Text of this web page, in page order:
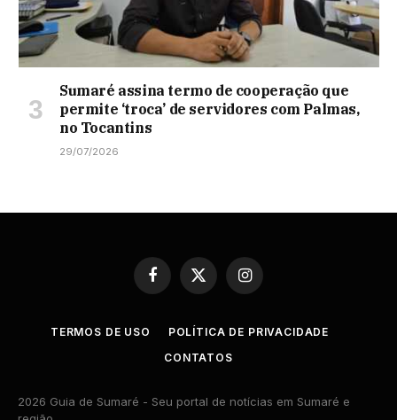
Sumaré assina termo de cooperação que
permite ‘troca’ de servidores com Palmas,
no Tocantins
29/07/2026
Facebook
X
(Twitter)
Instagram
TERMOS DE USO
POLÍTICA DE PRIVACIDADE
CONTATOS
2026 Guia de Sumaré - Seu portal de notícias em Sumaré e